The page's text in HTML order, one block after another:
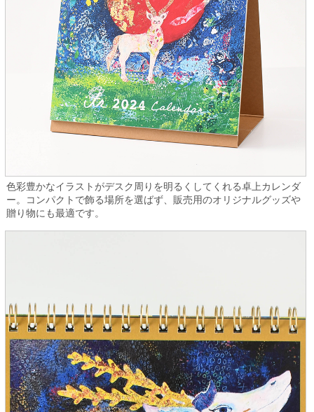
色彩豊かなイラストがデスク周りを明るくしてくれる卓上カレンダ
ー。コンパクトで飾る場所を選ばず、販売用のオリジナルグッズや
贈り物にも最適です。